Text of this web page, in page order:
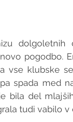
dolgoletnih
pogodbo.
vse klubske
spada med
bila del
tudi vabilo v